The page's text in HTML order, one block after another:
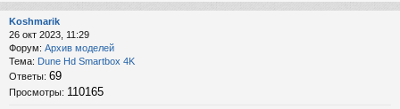
Koshmarik
26 окт 2023, 11:29
Форум: Архив моделей
Тема: Dune Hd Smartbox 4K
Ответы: 69
Просмотры: 110165